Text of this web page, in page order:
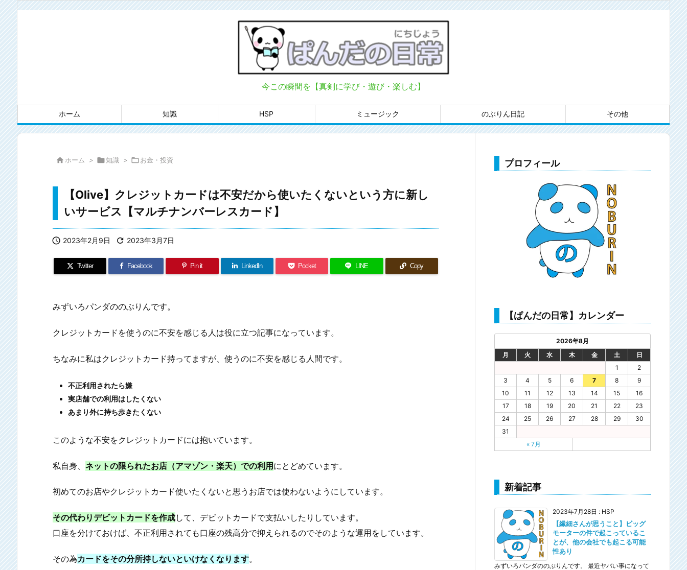
今この瞬間を【真剣に学び・遊び・楽しむ】
ホーム 知識 HSP ミュージック のぶりん日記 その他
 ホーム > 知識 > お金・投資
【Olive】クレジットカードは不安だから使いたくないという方に新し
いサービス【マルチナンバーレスカード】
 2023年2月9日  2023年3月7日
Twitter Facebook Pin it LinkedIn Pocket LINE Copy
みずいろパンダののぶりんです。
クレジットカードを使うのに不安を感じる人は役に立つ記事になっています。
ちなみに私はクレジットカード持ってますが、使うのに不安を感じる人間です。
不正利用されたら嫌
実店舗での利用はしたくない
あまり外に持ち歩きたくない
このような不安をクレジットカードには抱いています。
私自身、 ネットの限られたお店（アマゾン・楽天）での利用にとどめています。
初めてのお店やクレジットカード使いたくないと思うお店では使わないようにしています。
その代わりデビットカードを作成して、デビットカードで支払いしたりしています。
口座を分けておけば、不正利用されても口座の残高分で抑えられるのでそのような運用をしています。
その為カードをその分所持しないといけなくなります。
プロフィール
【ぱんだの日常】カレンダー
2026年8月
月
火 水 木 金 土
日
1
2
3
4 5 6 7 8
9
10
11 12 13 14 15
16
17
18 19 20 21 22
23
24
25 26 27 28 29
30
31
« 7月
新着記事
2023年7月28日 : HSP
【繊細さんが思うこと】ビッグ
モーターの件で起こっているこ
とが、他の会社でも起こる可能
性あり
みずいろパンダののぶりんです。 最近ヤバい事になって